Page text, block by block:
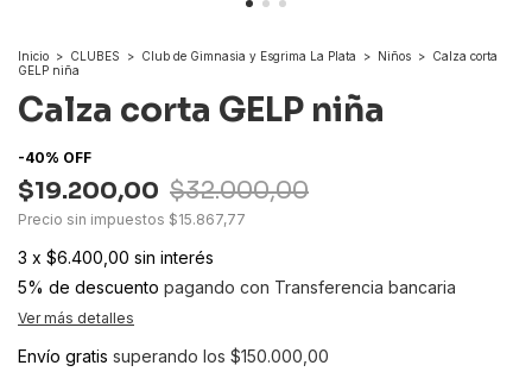
Inicio > CLUBES > Club de Gimnasia y Esgrima La Plata > Niños > Calza corta
GELP niña
Calza corta GELP niña
-40% OFF
$19.200,00 $32.000,00
Precio sin impuestos $15.867,77
3 x $6.400,00 sin interés
5% de descuento pagando con Transferencia bancaria
Ver más detalles
Envío gratis superando los $150.000,00